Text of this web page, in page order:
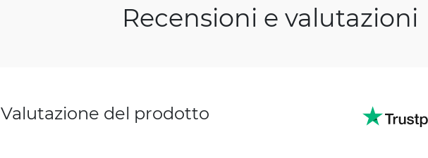
Recensioni e valutazioni
Valutazione del prodotto